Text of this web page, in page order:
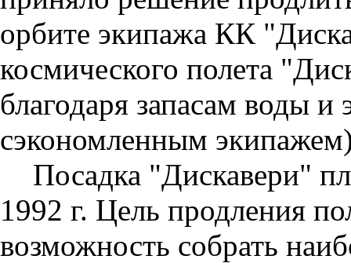
орбите экипажа КК
космического полета
благодаря запасам воды и
сэкономленным
Посадка "Дискавери"
1992 г. Цель продления
возможность собрать